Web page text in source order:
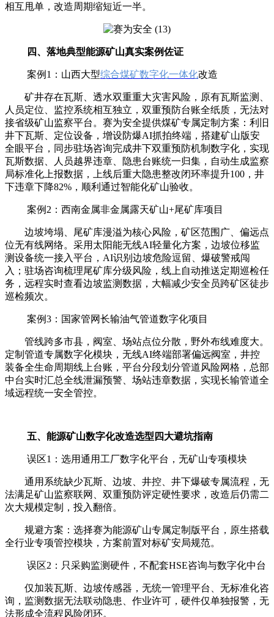
相互甩单，改造周期缩短近一半。
四、落地典型能源矿山真实案例佐证
案例1：山西大型综合煤矿数字化一体化改造
矿井存在瓦斯、透水双重重大灾害风险，原有瓦斯监测、
人员定位、监控系统相互独立，双重预防台账全纸质，无法对
接省级矿山监察平台。赛为安全提供煤矿专属定制方案：利旧
井下瓦斯、定位设备，增设防爆AI抓拍终端，搭建矿山版安
全眼平台，同步驻场咨询完成井下双重预防机制数字化，实现
瓦斯数据、人员越界违章、隐患台账统一归集，自动生成监察
局标准化上报数据，上线后重大隐患整改闭环率提升100，井
下违章下降82%，顺利通过智能化矿山验收。
案例2：西南金属非金属露天矿山+尾矿库项目
边坡垮塌、尾矿库漫溢为核心风险，矿区范围广、偏远点
位无有线网络。采用太阳能无线AI轻量化方案，边坡位移监
测设备统一接入平台，AI识别边坡危险逗留、爆破警戒闯
入；驻场咨询梳理尾矿库分级风险，线上自动推送定期巡检任
务，远程实时查看边坡监测数据，大幅减少安全员跨矿区徒步
巡检频次。
案例3：国家管网长输油气管道数字化项目
管线跨多市县，阀室、场站点位分散，野外布线难度大。
定制管道专属数字化模块，无线AI终端部署偏远阀室，井控
装备全生命周期线上台账，平台分段划分管道风险网格，总部
中台实时汇总全线泄漏预警、场站违章数据，实现长输管道全
域远程统一安全管控。
五、能源矿山数字化改造选型四大避坑指南
误区1：选用通用工厂数字化平台，无矿山专项模块
通用系统缺少瓦斯、边坡、井控、井下爆破专属流程，无
法满足矿山监察联网、双重预防评定硬性要求，改造后仍需二
次大规模定制，投入翻倍。
规避方案：选择赛为能源矿山专属定制版平台，原生搭载
全行业专项管控模块，方案前置对标矿安局规范。
误区2：只采购监测硬件，不配套HSE咨询与数字化中台
仅加装瓦斯、边坡传感器，无统一管理平台、无标准化咨
询，监测数据无法联动隐患、作业许可，硬件仅单独报警，无
法形成全流程风险闭环。